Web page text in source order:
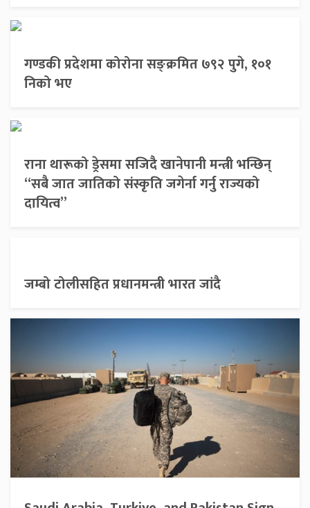
गण्डकी प्रदेशमा कोरोना सङ्क्रमित ७९२ पुगे, १०१
निको भए
राना थारूको ड्रेसमा सजिदै खानेपानी मन्त्री भन्छिन्
“सबै जात जातिको संस्कृति जगेर्ना गर्नु राज्यको
दायित्व”
जम्बो टोलीसहित प्रधानमन्त्री भारत जांदै